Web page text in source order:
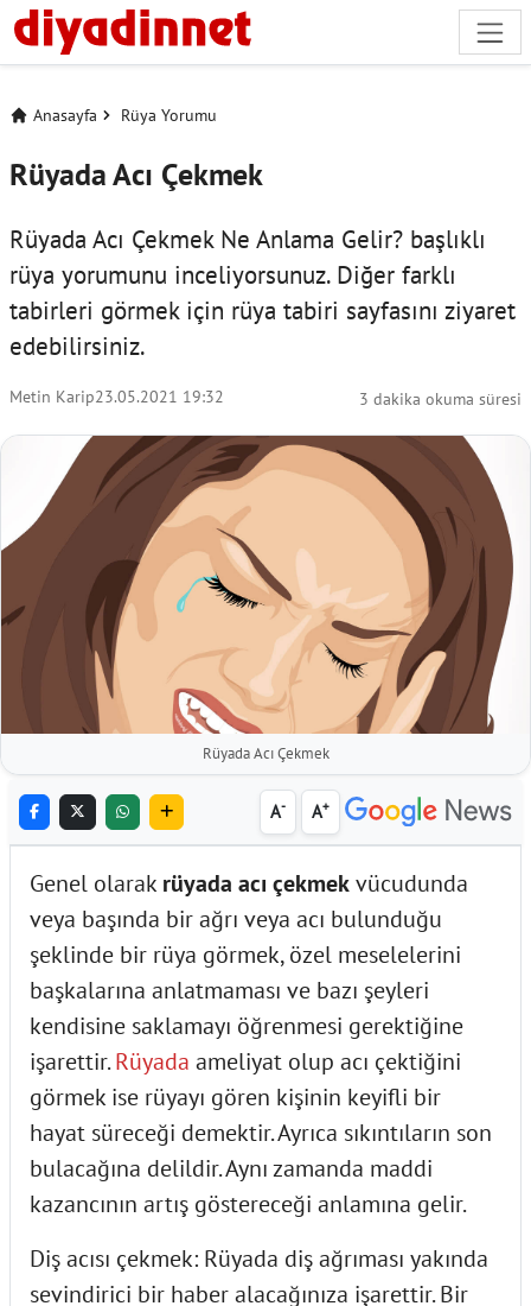
Anasayfa Rüya Yorumu
Rüyada Acı Çekmek
Rüyada Acı Çekmek Ne Anlama Gelir? başlıklı
rüya yorumunu inceliyorsunuz. Diğer farklı
tabirleri görmek için rüya tabiri sayfasını ziyaret
edebilirsiniz.
Metin Karip23.05.2021 19:32 3 dakika okuma süresi
Rüyada Acı Çekmek
A- A+
Genel olarak rüyada acı çekmekvücudunda
veya başında bir ağrı veya acı bulunduğu
şeklinde bir rüya görmek, özel meselelerini
başkalarına anlatmaması ve bazı şeyleri
kendisine saklamayı öğrenmesi gerektiğine
işarettir.Rüyada ameliyat olup acı çektiğini
görmek ise rüyayı gören kişinin keyifli bir
hayat süreceği demektir. Ayrıca sıkıntıların son
bulacağına delildir. Aynı zamanda maddi
kazancının artış göstereceği anlamına gelir.
Diş acısı çekmek: Rüyada diş ağrıması yakında
sevindirici bir haber alacağınıza işarettir. Bir